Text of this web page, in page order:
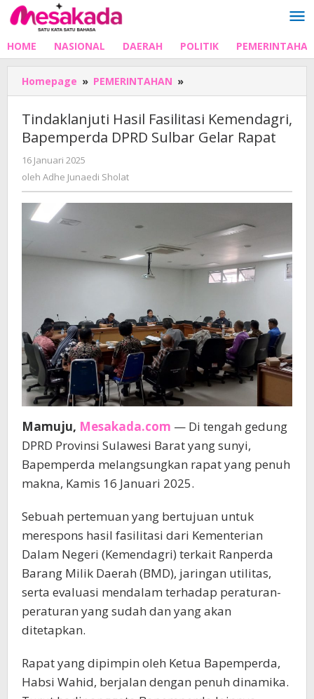
Lewati
ke
HOME NASIONAL DAERAH POLITIK
Homepage » PEMERINTAHAN »
Hasil
Kemendagri,
Bapemperda
Tindaklanjuti Hasil Fasilitasi Kemendagri,
Bapemperda DPRD Sulbar Gelar Rapat
16 Januari 2025
Adhe
oleh Adhe Junaedi Sholat
Mamuju, Mesakada.com — Di tengah gedung
DPRD Provinsi Sulawesi Barat yang sunyi,
Bapemperda melangsungkan rapat yang penuh
makna, Kamis 16 Januari 2025.
Sebuah pertemuan yang bertujuan untuk
merespons hasil fasilitasi dari Kementerian
Dalam Negeri (Kemendagri) terkait Ranperda
Barang Milik Daerah (BMD), jaringan utilitas,
serta evaluasi mendalam terhadap peraturan-
peraturan yang sudah dan yang akan
ditetapkan.
Rapat yang dipimpin oleh Ketua Bapemperda,
Habsi Wahid, berjalan dengan penuh dinamika.